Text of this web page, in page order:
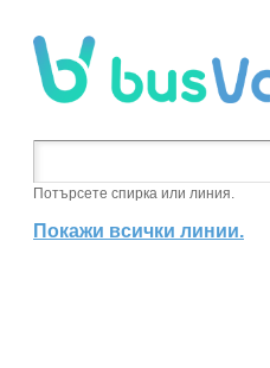
Потърсете спирка или линия.
Покажи всички линии.